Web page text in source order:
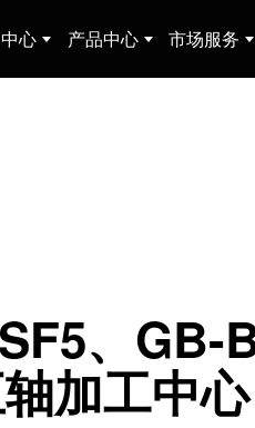
心 产品中心 市场服务
、GB-
加工中心